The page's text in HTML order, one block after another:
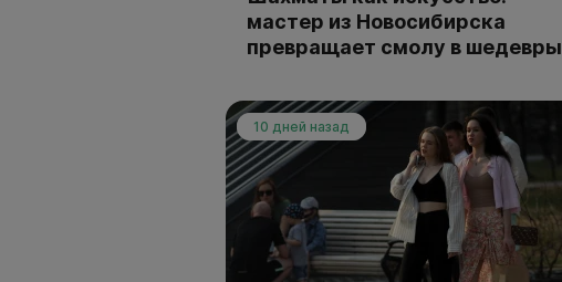
мастер из Новосибирска
превращает смолу в шедевры
10 дней назад